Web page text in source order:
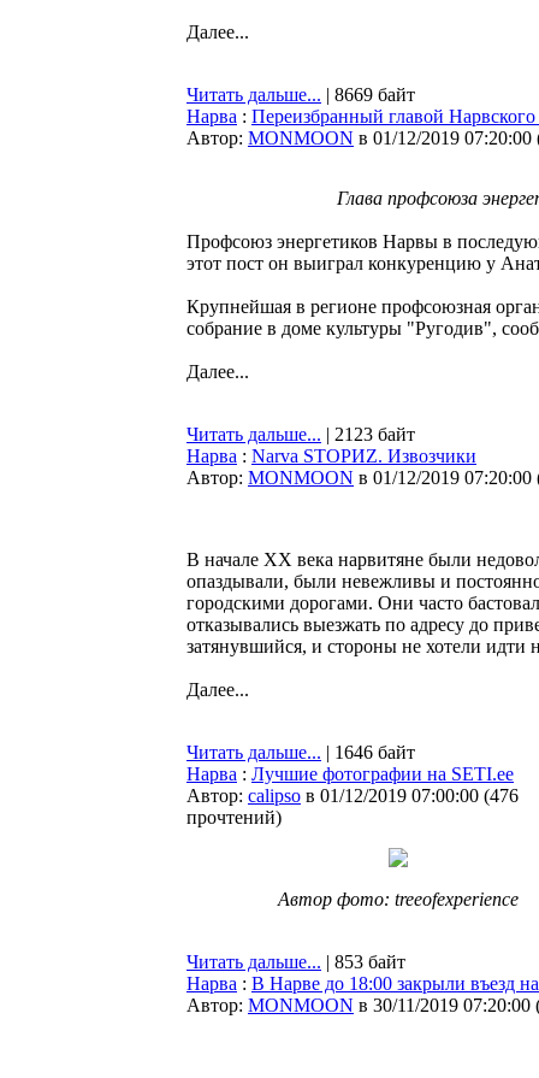
Далее...
Читать дальше... | 8669 байт
Нарва : Переизбранный главой
Автор: MONMOON в 01/12/2019 07:20:00
Глава профсоюза
Профсоюз энергетиков Нарвы в
этот пост он выиграл конкуренцию у
Крупнейшая в регионе профсоюзная
собрание в доме культуры "Ругодив",
Далее...
Читать дальше... | 2123 байт
Нарва : Narva STOРИZ. Извозчики
Автор: MONMOON в 01/12/2019 07:20:00
В начале XX века нарвитяне были
опаздывали, были невежливы и
городскими дорогами. Они часто
отказывались выезжать по адресу до
затянувшийся, и стороны не хотели идти
Далее...
Читать дальше... | 1646 байт
Нарва : Лучшие фотографии на SETI.ee
Автор: calipso в 01/12/2019 07:00:00 (476
прочтений)
Автор фото: treeofexperience
Читать дальше... | 853 байт
Нарва : В Нарве до 18:00 закрыли въезд
Автор: MONMOON в 30/11/2019 07:20:00